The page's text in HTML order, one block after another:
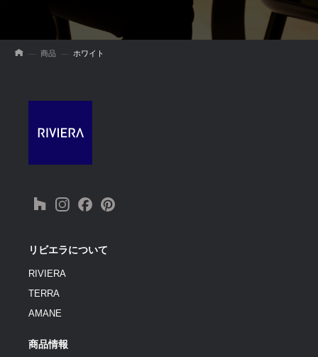
商品 ホワイト
リビエラについて
RIVIERA
TERRA
AMANE
商品情報